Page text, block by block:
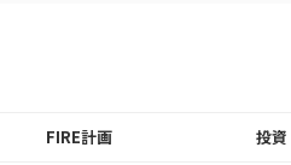
FIRE計画 投資